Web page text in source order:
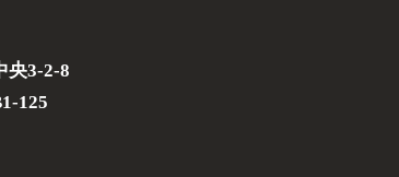
央3-2-8
125